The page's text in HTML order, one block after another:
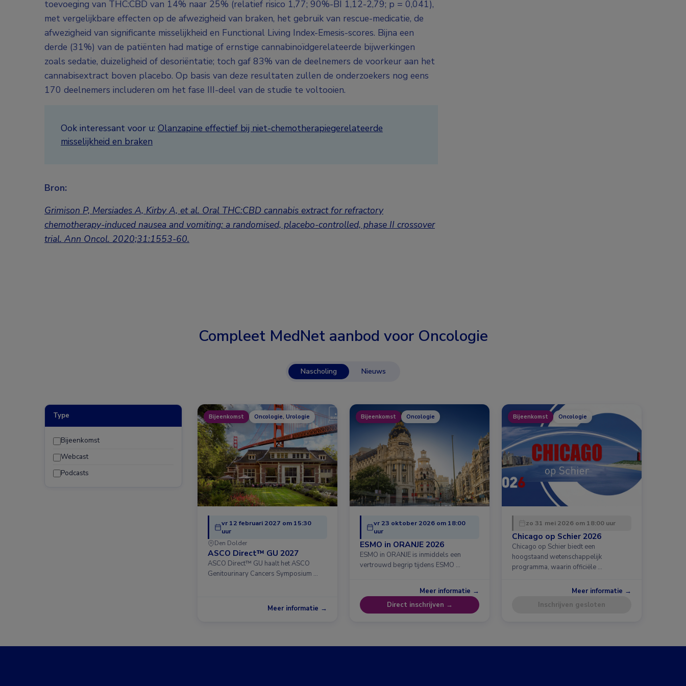
toevoeging van THC:CBD van 14% naar 25% (relatief risico 1,77; 90%-BI 1,12-2,79; p = 0,041),
met vergelijkbare effecten op de afwezigheid van braken, het gebruik van rescue-medicatie, de
afwezigheid van significante misselijkheid en Functional Living Index-Emesis-scores. Bijna een
derde (31%) van de patiënten had matige of ernstige cannabinoïdgerelateerde bijwerkingen
zoals sedatie, duizeligheid of desoriëntatie; toch gaf 83% van de deelnemers de voorkeur aan het
cannabisextract boven placebo. Op basis van deze resultaten zullen de onderzoekers nog eens
170 deelnemers includeren om het fase III-deel van de studie te voltooien.
Ook interessant voor u: Olanzapine effectief bij niet-chemotherapiegerelateerde
misselijkheid en braken
Bron:
Grimison P, Mersiades A, Kirby A, et al. Oral THC:CBD cannabis extract for refractory
chemotherapy-induced nausea and vomiting: a randomised, placebo-controlled, phase II crossover
trial. Ann Oncol. 2020;31:1553-60.
Compleet MedNet aanbod voor Oncologie
Nascholing Nieuws
Type
Bijeenkomst
Webcast
Podcasts
Bijeenkomst Oncologie, Urologie
vr 12 februari 2027 om 15:30
uur
Den Dolder
ASCO Direct™ GU 2027
ASCO Direct™ GU haalt het ASCO
Genitourinary Cancers Symposium …
Meer informatie →
Bijeenkomst Oncologie
vr 23 oktober 2026 om 18:00
uur
ESMO in ORANJE 2026
ESMO in ORANJE is inmiddels een
vertrouwd begrip tijdens ESMO …
Meer informatie →
Direct inschrijven →
Bijeenkomst Oncologie
zo 31 mei 2026 om 18:00 uur
Chicago op Schier 2026
Chicago op Schier biedt een
hoogstaand wetenschappelijk
programma, waarin officiële …
Meer informatie →
Inschrijven gesloten